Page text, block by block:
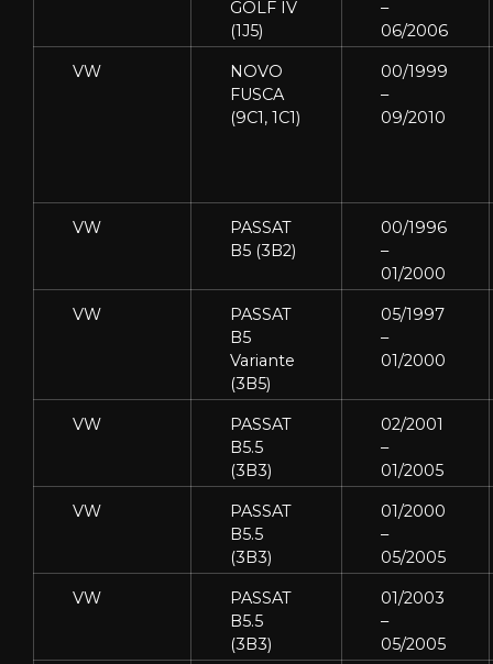
GOLF IV
(1J5)
–
06/2006
VW
NOVO
FUSCA
(9C1, 1C1)
00/1999
–
09/2010
VW
PASSAT
B5 (3B2)
00/1996
–
01/2000
VW
PASSAT
B5
Variante
(3B5)
05/1997
–
01/2000
VW
PASSAT
B5.5
(3B3)
02/2001
–
01/2005
VW
PASSAT
B5.5
(3B3)
01/2000
–
05/2005
VW
PASSAT
B5.5
(3B3)
01/2003
–
05/2005